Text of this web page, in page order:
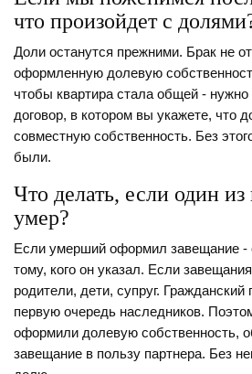
что произойдет с
Доли останутся прежними. Брак не
оформленную долевую
чтобы квартира стала общей -
договор, в котором вы укажете, что
совместную собственность. Без
были.
Что делать, если один из
умер?
Если умерший оформил завещание -
тому, кого он указал. Если
родители, дети, супруг. Гражданский
первую очередь наследников.
оформили долевую собственность,
завещание в пользу партнера. Без